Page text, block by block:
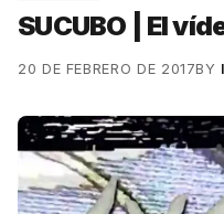
SUCUBO | El
20 DE FEBRERO DE 2017BY